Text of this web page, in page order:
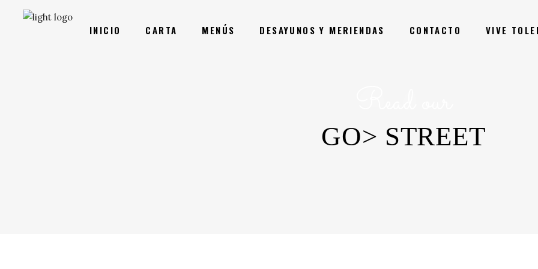
INICIO CARTA MENÚS DESAYUNOS Y MERIENDAS CONTACTO VIVE
GO> STREET